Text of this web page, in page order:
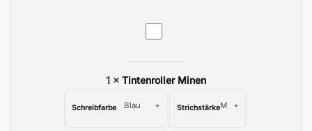
1 × Tintenroller Minen
Schreibfarbe Strichstärke